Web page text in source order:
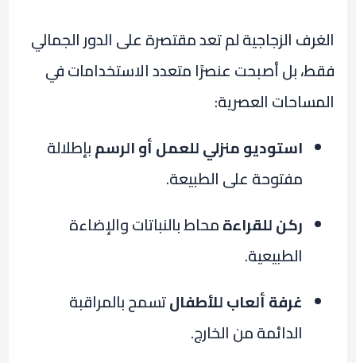
الغرف الزجاجية لم تعد مقتصرة على الدور الجمالي
فقط، بل أصبحت عنصرًا متعدد الاستخدامات في
المساحات العصرية:
استوديو منزلي للعمل أو الرسمبإطلالة
مفتوحة على الطبيعة.
ركن للقراءةمحاط بالنباتات والإضاءة
الطبيعية.
غرفة ألعاب للأطفالتسمح بالمراقبة
الدائمة من الخارج.